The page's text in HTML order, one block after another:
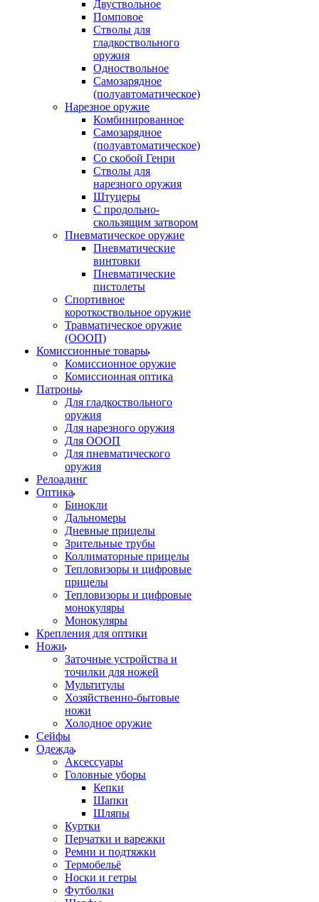
Двуствольное
Помповое
Стволы для
гладкоствольного
оружия
Одноствольное
Самозарядное
(полуавтоматическое)
Нарезное оружие
Комбинированное
Самозарядное
(полуавтоматическое)
Со скобой Генри
Стволы для
нарезного оружия
Штуцеры
С продольно-
скользящим затвором
Пневматическое оружие
Пневматические
винтовки
Пневматические
пистолеты
Спортивное
короткоствольное оружие
Травматическое оружие
(ОООП)
Комиссионные товары
Комиссионное оружие
Комиссионная оптика
Патроны
Для гладкоствольного
оружия
Для нарезного оружия
Для ОООП
Для пневматического
оружия
Релоадинг
Оптика
Бинокли
Дальномеры
Дневные прицелы
Зрительные трубы
Коллиматорные прицелы
Тепловизоры и цифровые
прицелы
Тепловизоры и цифровые
монокуляры
Монокуляры
Крепления для оптики
Ножи
Заточные устройства и
точилки для ножей
Мультитулы
Хозяйственно-бытовые
ножи
Холодное оружие
Сейфы
Одежда
Аксессуары
Головные уборы
Кепки
Шапки
Шляпы
Куртки
Перчатки и варежки
Ремни и подтяжки
Термобельё
Носки и гетры
Футболки